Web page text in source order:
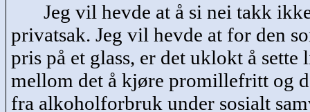
Jeg vil hevde at å si nei takk
privatsak. Jeg vil hevde at for den
pris på et glass, er det uklokt å sette
mellom det å kjøre promillefritt og
fra alkoholforbruk under sosialt